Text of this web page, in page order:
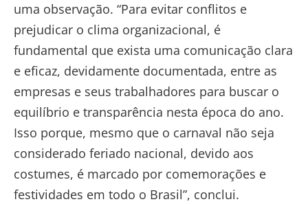
uma observação. “Para evitar conflitos e
prejudicar o clima organizacional, é
fundamental que exista uma comunicação clara
e eficaz, devidamente documentada, entre as
empresas e seus trabalhadores para buscar o
equilíbrio e transparência nesta época do ano.
Isso porque, mesmo que o carnaval não seja
considerado feriado nacional, devido aos
costumes, é marcado por comemorações e
festividades em todo o Brasil”, conclui.